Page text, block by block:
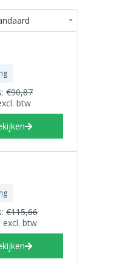
€90,87
btw
€115,66
excl. btw